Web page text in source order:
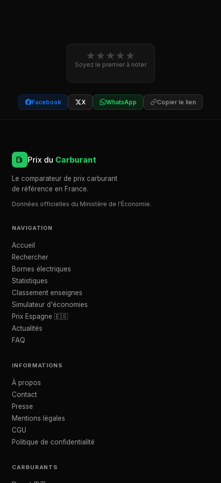
★★★★★
Soyez le premier à noter
Facebook X WhatsApp Copier le lien
Prix du Carburant
Le comparateur de prix carburant
de référence en France.
Données officielles du Ministère de l'Économie.
NAVIGATION
Accueil
Rechercher
Bornes électriques
Statistiques
Classement enseignes
Simulateur d'économies
Prix Espagne 🇪🇸
Actualités
FAQ
INFORMATIONS
À propos
Contact
Presse
Mentions légales
CGU
Politique de confidentialité
CARBURANTS